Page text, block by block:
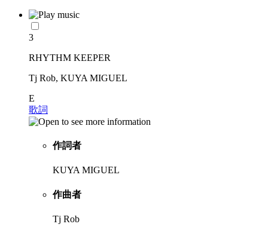
3
RHYTHM KEEPER
Tj Rob, KUYA MIGUEL
E
歌詞
作詞者
KUYA MIGUEL
作曲者
Tj Rob